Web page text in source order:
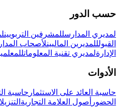
حسب الدور
لمديري المدارسللمشرفين التربويين
القبولللمديرين الماليينلأصحاب
الإدارةلمديري تقنية المعلومات
الأدوات
حاسبة العائد على الاستثمار حاسبة
الحضور أصول العلامة التجارية